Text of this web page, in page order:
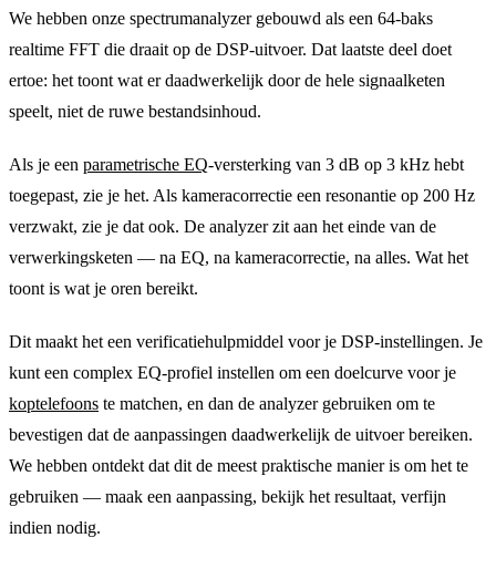
We hebben onze spectrumanalyzer gebouwd als een 64-baks
realtime FFT die draait op de DSP-uitvoer. Dat laatste deel doet
ertoe: het toont wat er daadwerkelijk door de hele signaalketen
speelt, niet de ruwe bestandsinhoud.
Als je een parametrische EQ-versterking van 3 dB op 3 kHz hebt
toegepast, zie je het. Als kameracorrectie een resonantie op 200 Hz
verzwakt, zie je dat ook. De analyzer zit aan het einde van de
verwerkingsketen — na EQ, na kameracorrectie, na alles. Wat het
toont is wat je oren bereikt.
Dit maakt het een verificatiehulpmiddel voor je DSP-instellingen. Je
kunt een complex EQ-profiel instellen om een doelcurve voor je
koptelefoons te matchen, en dan de analyzer gebruiken om te
bevestigen dat de aanpassingen daadwerkelijk de uitvoer bereiken.
We hebben ontdekt dat dit de meest praktische manier is om het te
gebruiken — maak een aanpassing, bekijk het resultaat, verfijn
indien nodig.